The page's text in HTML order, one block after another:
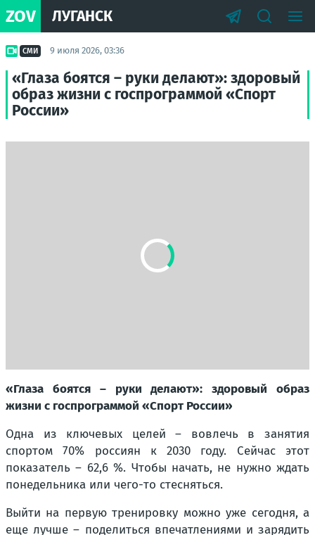
ZOV ЛУГАНСК
СМИ 9 июля 2026, 03:36
«Глаза боятся – руки делают»: здоровый
образ жизни с госпрограммой «Спорт
России»
«Глаза боятся – руки делают»: здоровый образ
жизни с госпрограммой «Спорт России»
Одна из ключевых целей – вовлечь в занятия
спортом 70% россиян к 2030 году. Сейчас этот
показатель – 62,6 %. Чтобы начать, не нужно ждать
понедельника или чего-то стесняться.
Выйти на первую тренировку можно уже сегодня, а
еще лучше – поделиться впечатлениями и зарядить